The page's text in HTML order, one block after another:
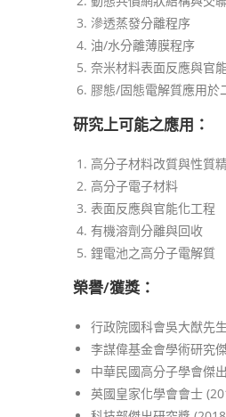
滲透蒸發分離程序
油/水分離薄膜程序
奈米材料表面反應與官
膠態/固態電解質應用於
研究上可能之應用：
高分子材料改質與性質
高分子電子材料
表面反應與官能化工程
有機溶劑分離與回收
鋰電池之高分子電解質
榮譽/獲獎：
行政院國科會吳大猷先
李謀偉基金會學術研究
中華民國高分子學會傑
英國皇家化學會會士